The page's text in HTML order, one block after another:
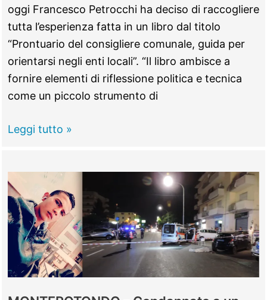
oggi Francesco Petrocchi ha deciso di raccogliere
tutta l’esperienza fatta in un libro dal titolo
“Prontuario del consigliere comunale, guida per
orientarsi negli enti locali”. “Il libro ambisce a
fornire elementi di riflessione politica e tecnica
come un piccolo strumento di
MENTANA
prontuario
del
consigliere
comunale
Francesco
Leggi tutto »